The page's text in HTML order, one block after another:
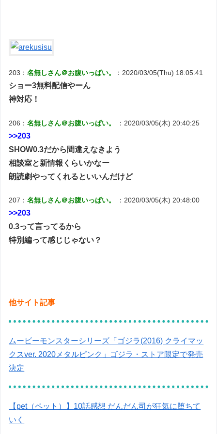
203：名無しさん＠お腹いっぱい。 ：2020/03/05(Thu) 18:05:41
ショー3無料配信やーん
神対応！
206：名無しさん＠お腹いっぱい。 ：2020/03/05(木) 20:40:25
>>203
SHOW0.3だから間違えなきよう
相談室と新情報くらいかなー
朗読劇やってくれるといいんだけど
207：名無しさん＠お腹いっぱい。 ：2020/03/05(木) 20:48:00
>>203
0.3って言ってるから
特別編って感じじゃない？
他サイト記事
ムービーモンスターシリーズ「ゴジラ(2016) クライマッ
クスver. 2020メタルピンク」ゴジラ・ストア限定で発売
決定
【pet（ペット）】10話感想 だんだん司が狂気に堕ちて
いく